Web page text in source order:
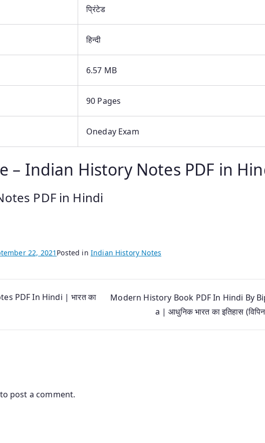
प्रिंटेड
हिन्दी
6.57 MB
90 Pages
Oneday Exam
– Indian History Notes PDF in
PDF in Hindi
22, 2021 Posted in Indian History Notes
PDF In Hindi | भारत का
Modern History Book PDF In Hindi By
a | आधुनिक भारत का इतिहास
to post a comment.